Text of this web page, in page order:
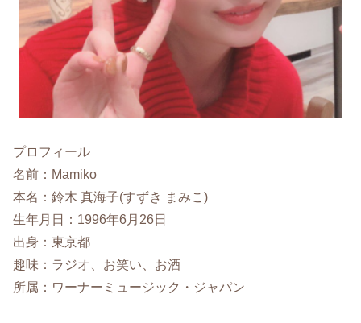
プロフィール
名前：Mamiko
本名：鈴木 真海子(すずき まみこ)
生年月日：1996年6月26日
出身：東京都
趣味：ラジオ、お笑い、お酒
所属：ワーナーミュージック・ジャパン